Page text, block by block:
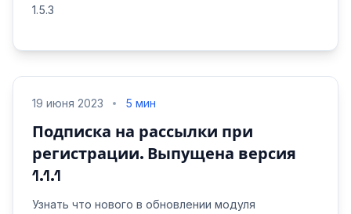
1.5.3
19 июня 2023 5 мин
Подписка на рассылки при
регистрации. Выпущена версия
1.1.1
Узнать что нового в обновлении модуля